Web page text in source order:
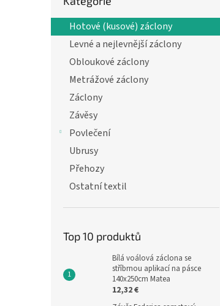
r
a
Hotové (kusové) záclony
Levné a nejlevnější záclony
Obloukové záclony
Metrážové záclony
Záclony
Závěsy
Povlečení
Ubrusy
Přehozy
Ostatní textil
Top 10 produktů
Bílá voálová záclona se
stříbrnou aplikací na pásce
140x250cm Matea
12,32 €